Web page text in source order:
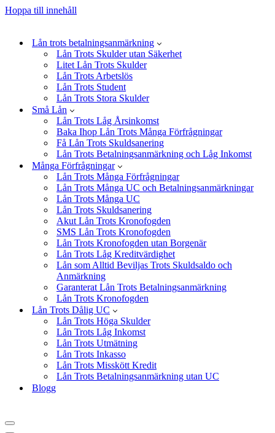
Hoppa till innehåll
Lån trots betalningsanmärkning
Lån Trots Skulder utan Säkerhet
Litet Lån Trots Skulder
Lån Trots Arbetslös
Lån Trots Student
Lån Trots Stora Skulder
Små Lån
Lån Trots Låg Årsinkomst
Baka Ihop Lån Trots Många Förfrågningar
Få Lån Trots Skuldsanering
Lån Trots Betalningsanmärkning och Låg Inkomst
Många Förfrågningar
Lån Trots Många Förfrågningar
Lån Trots Många UC och Betalningsanmärkningar
Lån Trots Många UC
Lån Trots Skuldsanering
Akut Lån Trots Kronofogden
SMS Lån Trots Kronofogden
Lån Trots Kronofogden utan Borgenär
Lån Trots Låg Kreditvärdighet
Lån som Alltid Beviljas Trots Skuldsaldo och
Anmärkning
Garanterat Lån Trots Betalningsanmärkning
Lån Trots Kronofogden
Lån Trots Dålig UC
Lån Trots Höga Skulder
Lån Trots Låg Inkomst
Lån Trots Utmätning
Lån Trots Inkasso
Lån Trots Misskött Kredit
Lån Trots Betalningsanmärkning utan UC
Blogg
Navigeringsmeny